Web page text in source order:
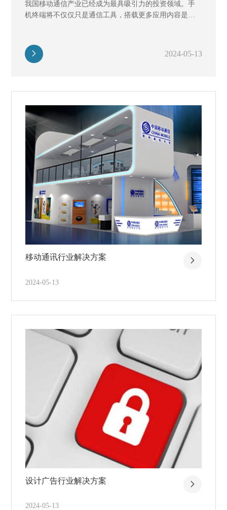
我国移动通信产业已经成为最具吸引力的投资领域。手
机终端将不仅仅只是通信工具，搭载更多应用内容是未
2024-05-13
移动通讯行业解决方案
2024-05-13
设计广告行业解决方案
2024-05-13